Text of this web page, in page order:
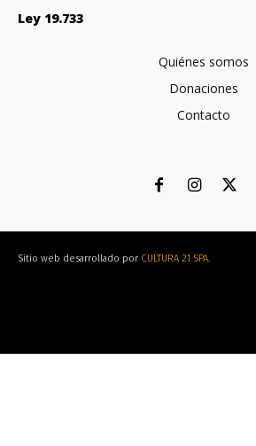
Ley 19.733
Quiénes somos
Donaciones
Contacto
Sitio web desarrollado por CULTURA 21 SPA